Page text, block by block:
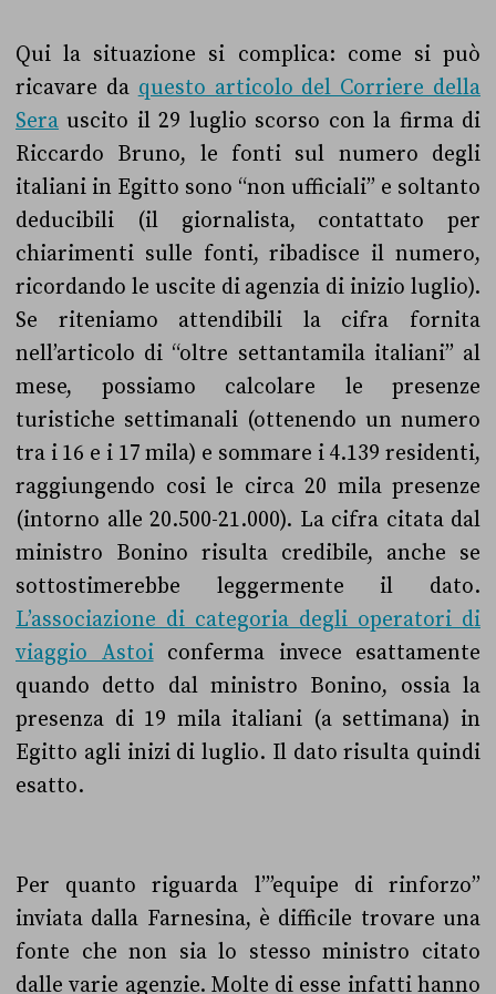
Qui la situazione si complica: come si può
ricavare da questo articolo del Corriere della
Sera uscito il 29 luglio scorso con la firma di
Riccardo Bruno, le fonti sul numero degli
italiani in Egitto sono “non ufficiali” e soltanto
deducibili (il giornalista, contattato per
chiarimenti sulle fonti, ribadisce il numero,
ricordando le uscite di agenzia di inizio luglio).
Se riteniamo attendibili la cifra fornita
nell’articolo di “oltre settantamila italiani” al
mese, possiamo calcolare le presenze
turistiche settimanali (ottenendo un numero
tra i 16 e i 17 mila) e sommare i 4.139 residenti,
raggiungendo cosi le circa 20 mila presenze
(intorno alle 20.500-21.000). La cifra citata dal
ministro Bonino risulta credibile, anche se
sottostimerebbe leggermente il dato.
L’associazione di categoria degli operatori di
viaggio Astoiconferma invece esattamente
quando detto dal ministro Bonino, ossia la
presenza di 19 mila italiani (a settimana) in
Egitto agli inizi di luglio. Il dato risulta quindi
esatto.
Per quanto riguarda l’”equipe di rinforzo”
inviata dalla Farnesina, è difficile trovare una
fonte che non sia lo stesso ministro citato
dalle varie agenzie. Molte di esse infatti hanno